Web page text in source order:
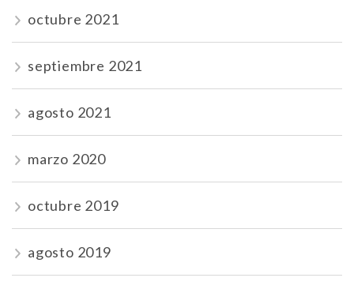
octubre 2021
septiembre 2021
agosto 2021
marzo 2020
octubre 2019
agosto 2019